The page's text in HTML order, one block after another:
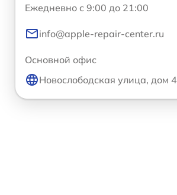
Ежедневно с 9:00 до 21:00
info@apple-repair-center.ru
Основной офис
Новослободская улица, дом 4